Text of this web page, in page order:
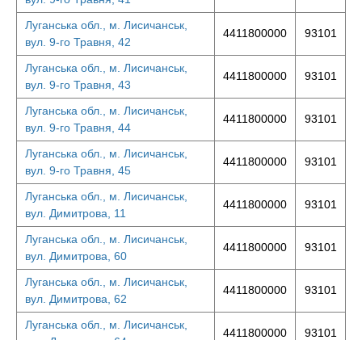
Луганська обл., м. Лисичанськ,
вул. 9-го Травня, 42
4411800000 93101
Луганська обл., м. Лисичанськ,
вул. 9-го Травня, 43
4411800000 93101
Луганська обл., м. Лисичанськ,
вул. 9-го Травня, 44
4411800000 93101
Луганська обл., м. Лисичанськ,
вул. 9-го Травня, 45
4411800000 93101
Луганська обл., м. Лисичанськ,
вул. Димитрова, 11
4411800000 93101
Луганська обл., м. Лисичанськ,
вул. Димитрова, 60
4411800000 93101
Луганська обл., м. Лисичанськ,
вул. Димитрова, 62
4411800000 93101
Луганська обл., м. Лисичанськ,
4411800000 93101